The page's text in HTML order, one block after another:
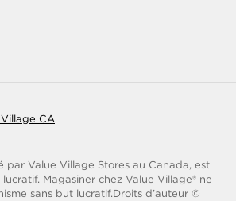
CA
par Value Village Stores au Canada, est
Magasiner chez Value Village® ne
sans but lucratif.Droits d’auteur ©